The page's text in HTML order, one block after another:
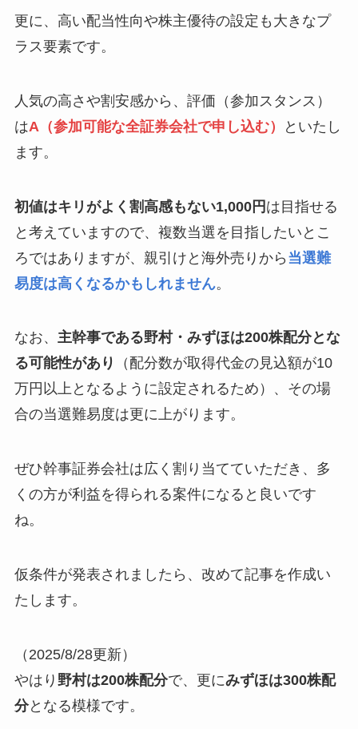
更に、高い配当性向や株主優待の設定も大きなプ
ラス要素です。
人気の高さや割安感から、評価（参加スタンス）
はA（参加可能な全証券会社で申し込む）
といたし
ます。
初値はキリがよく割高感もない1,000円 は目指せる
と考えていますので、複数当選を目指したいとこ
ろではありますが、親引けと海外売りから 当選難
易度は高くなるかもしれません。
なお、 主幹事である野村・みずほは200株配分とな
る可能性があり
（配分数が取得代金の見込額が10
万円以上となるように設定されるため）、その場
合の当選難易度は更に上がります。
ぜひ幹事証券会社は広く割り当てていただき、多
くの方が利益を得られる案件になると良いです
ね。
仮条件が発表されましたら、改めて記事を作成い
たします。
（2025/8/28更新）
やはり 野村は200株配分で、更にみずほは300株配
分となる模様です。